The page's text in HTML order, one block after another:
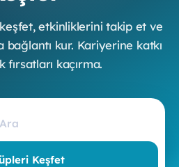
etkinliklerini takip et ve
kur. Kariyerine katkı
fırsatları kaçırma.
Keşfet